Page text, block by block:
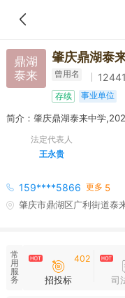
鼎湖
泰来
肇庆鼎湖泰
曾用名
存续 事业单位
法定代表人
王永贵
159****5866 更多 5
肇庆市鼎湖区广利街道泰
常
用
服
务
402
招投标 司